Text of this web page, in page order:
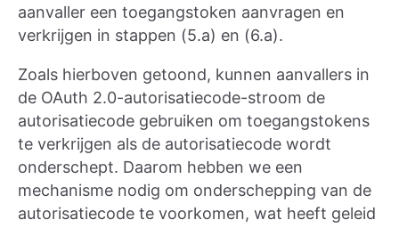
aanvaller een toegangstoken aanvragen en
verkrijgen in stappen (5.a) en (6.a).
Zoals hierboven getoond, kunnen aanvallers in
de OAuth 2.0-autorisatiecode-stroom de
autorisatiecode gebruiken om toegangstokens
te verkrijgen als de autorisatiecode wordt
onderschept. Daarom hebben we een
mechanisme nodig om onderschepping van de
autorisatiecode te voorkomen, wat heeft geleid